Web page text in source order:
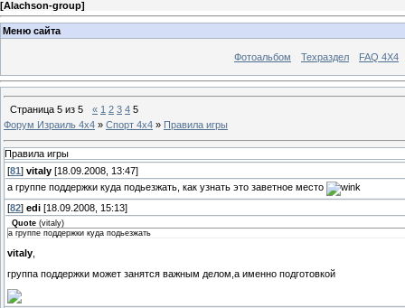
[Alachson-group]
Меню сайта
Фотоальбом Техраздел FAQ 4X4
Страница 5 из 5 « 1 2 3 4 5
Форум Израиль 4х4 » Спорт 4х4 » Правила игры
Правила игры
[81] vitaly [18.09.2008, 13:47]
а группе поддержки куда подьезжать, как узнать это заветное место
[82] edi [18.09.2008, 15:13]
Quote (vitaly)
а группе поддержки куда подьезжать
vitaly
группа поддержки может занятся важным делом,а именно подготовкой